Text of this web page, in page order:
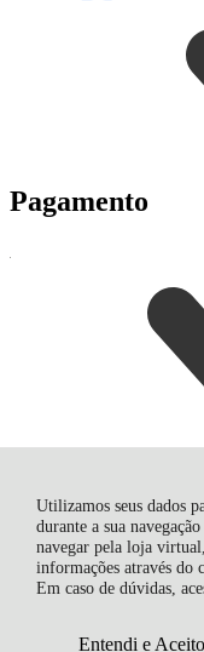
Utilizamos seus dados
durante a sua
navegar pela loja
informações através do
Em caso de dúvidas,
Entendi e Aceito
Pagamento
Entregamos Em
Correios
DR3 AUTOPECAS
- 70 - Prédio Sala 1 -
DR3 - 2026